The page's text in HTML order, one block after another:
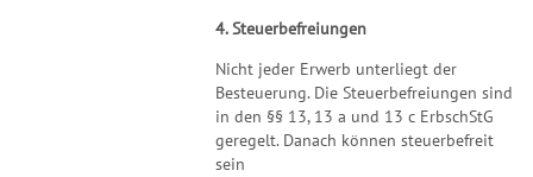
4. Steuerbefreiungen
Nicht jeder Erwerb unterliegt der
Besteuerung. Die Steuerbefreiungen sind
in den §§ 13, 13 a und 13 c ErbschStG
geregelt. Danach können steuerbefreit
sein